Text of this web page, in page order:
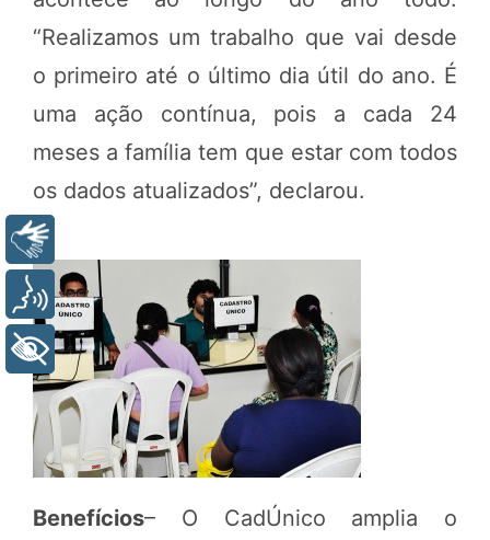
“Realizamos um trabalho que vai desde
o primeiro até o último dia útil do ano. É
uma ação contínua, pois a cada 24
meses a família tem que estar com todos
os dados atualizados”, declarou.
Benefícios– O CadÚnico amplia o
Voz
+ Acessibilidade